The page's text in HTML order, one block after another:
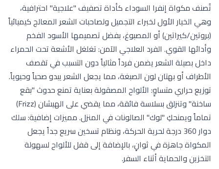
تُصنف مكواة إنفرا السوداء كأداة تصفيف "علاجية" احترافية،
وهي الخيار الأول لخبراء التجميل ولصاحبات الشعر المعالج كيميائياً
(بروتين/كيراتين) أو المصبوغ، بفضل تصميمها الأسود الفخم
وأدائها القوي. الفرد العلاجي الآمن: تغلغل الأشعة تحت الحمراء
داخل بصيلة الشعر يضمن فرداً مثالياً دون التسبب في تقصف
الأطراف أو بهتان لون الصبغة، مما يجعل الشعر يبدو صحياً وحيوياً.
توزيع حراري متساوٍ: الألواح المصقولة بعناية تمنع حدوث "بقع
ساخنة" وتنزلق بسلاسة فائقة، مما يقضي على الهيشان (Frizz)
تماماً ويمنحكِ "لوك" الصالونات في المنزل. مميزات إضافية: سلك
دوار 360 درجة لحرية الحركة، ونظام تسخين سريع جداً يجعل
المكواة جاهزة في ثوانٍ، بالإضافة إلى قفل للألواح لسهولة
التخزين والحماية أثناء السفر.